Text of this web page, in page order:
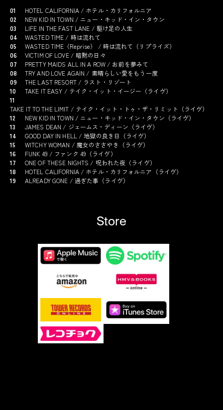
01
HOTEL CALIFORNIA / ホテル・カリフォルニア
02
NEW KID IN TOWN / ニュー・キッド・イン・タウン
03
LIFE IN THE FAST LANE / 駆け足の人生
04
WASTED TIME / 時は流れて
05
WASTED TIME（Reprise） / 時は流れて（リプライズ）
06
VICTIM OF LOVE / 暗黙の日々
07
PRETTY MAIDS ALL IN A ROW / お前を夢みて
08
TRY AND LOVE AGAIN / 素晴らしい愛をもう一度
09
THE LAST RESORT / ラスト・リゾート
10
TAKE IT EASY / テイク・イット・イージー（ライヴ）
11
TAKE IT TO THE LIMIT / テイク・イット・トゥ・ザ・リミット（ライヴ）
12
NEW KID IN TOWN / ニュー・キッド・イン・タウン（ライヴ）
13
JAMES DEAN / ジェームス・ディーン（ライヴ）
14
GOOD DAY IN HELL / 地獄の良き日（ライヴ）
15
WITCHY WOMAN / 魔女のささやき（ライヴ）
16
FUNK 49 / ファンク 49（ライヴ）
17
ONE OF THESE NIGHTS / 呪われた夜（ライヴ）
18
HOTEL CALIFORNIA / ホテル・カリフォルニア（ライヴ）
19
ALREADY GONE / 過ぎた事（ライヴ）
Store